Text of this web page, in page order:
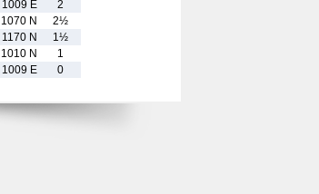
1009 E
2
1070 N
2½
1170 N
1½
1010 N
1
1009 E 0